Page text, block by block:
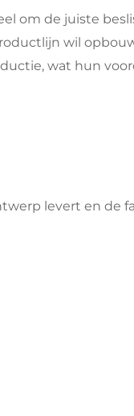
om de juiste
wil
wat hun
levert en de